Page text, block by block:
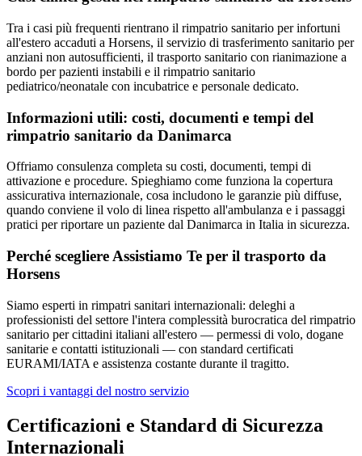
Tra i casi più frequenti rientrano il rimpatrio sanitario per infortuni
all'estero accaduti a Horsens, il servizio di trasferimento sanitario per
anziani non autosufficienti, il trasporto sanitario con rianimazione a
bordo per pazienti instabili e il rimpatrio sanitario
pediatrico/neonatale con incubatrice e personale dedicato.
Informazioni utili: costi, documenti e tempi del
rimpatrio sanitario da Danimarca
Offriamo consulenza completa su costi, documenti, tempi di
attivazione e procedure. Spieghiamo come funziona la copertura
assicurativa internazionale, cosa includono le garanzie più diffuse,
quando conviene il volo di linea rispetto all'ambulanza e i passaggi
pratici per riportare un paziente dal Danimarca in Italia in sicurezza.
Perché scegliere Assistiamo Te per il trasporto da
Horsens
Siamo esperti in rimpatri sanitari internazionali: deleghi a
professionisti del settore l'intera complessità burocratica del rimpatrio
sanitario per cittadini italiani all'estero — permessi di volo, dogane
sanitarie e contatti istituzionali — con standard certificati
EURAMI/IATA e assistenza costante durante il tragitto.
Scopri i vantaggi del nostro servizio
Certificazioni e Standard di Sicurezza
Internazionali